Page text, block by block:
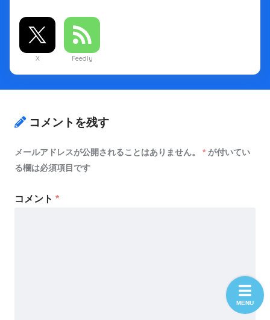
X Feedly
コメントを残す
メールアドレスが公開されることはありません。 * が付いてい
る欄は必須項目です
コメント *
MENU